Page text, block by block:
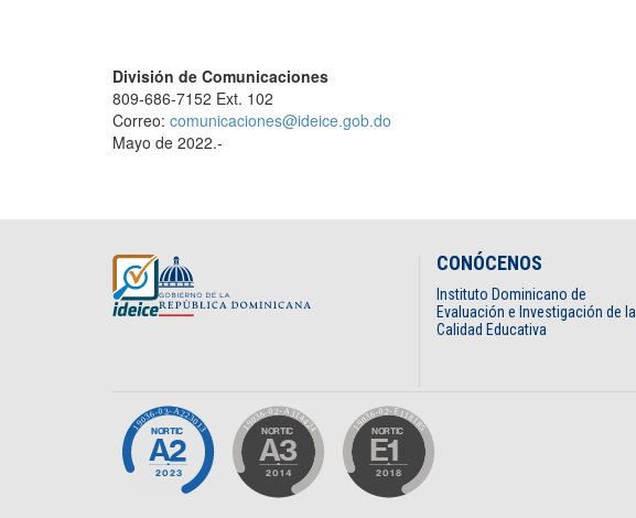
División de Comunicaciones
809-686-7152 Ext. 102
Correo: comunicaciones@ideice.gob.do
Mayo de 2022.-
CONÓCENOS
Instituto Dominicano de
Evaluación e Investigación de la
Calidad Educativa